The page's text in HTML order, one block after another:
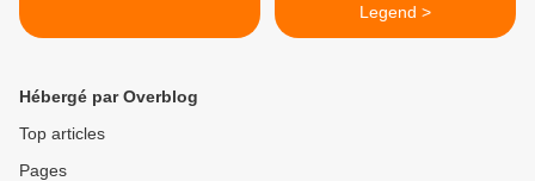
Legend >
Hébergé par Overblog
Top articles
Pages